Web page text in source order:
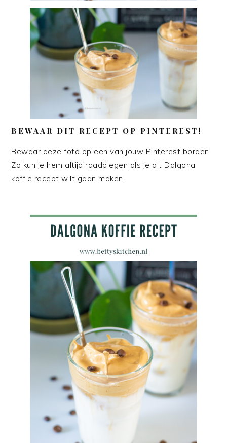
BEWAAR DIT RECEPT OP PINTEREST!
Bewaar deze foto op een van jouw Pinterest borden.
Zo kun je hem altijd raadplegen als je dit Dalgona
koffie recept wilt gaan maken!